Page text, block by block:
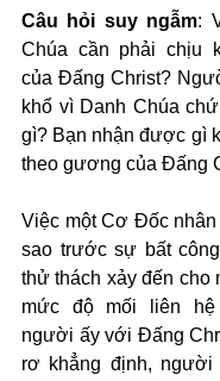
Câu hỏi suy ngẫm:
Chúa cần phải chịu
của Đấng Christ?
khổ vì Danh Chúa
gì? Bạn nhận được gì
theo gương của Đấng
Việc một Cơ Đốc nhân
sao trước sự bất
thử thách xảy đến cho
mức độ mối liên
người ấy với Đấng
rơ khẳng định, người